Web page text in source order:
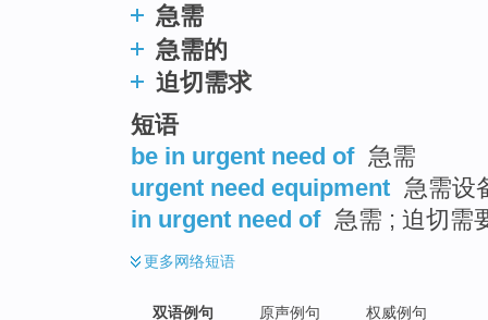
急需
急需的
迫切需求
短语
be in urgent need of 急需
urgent need equipment 急需设
in urgent need of 急需 ; 迫切需
更多网络短语
双语例句 原声例句 权威例句